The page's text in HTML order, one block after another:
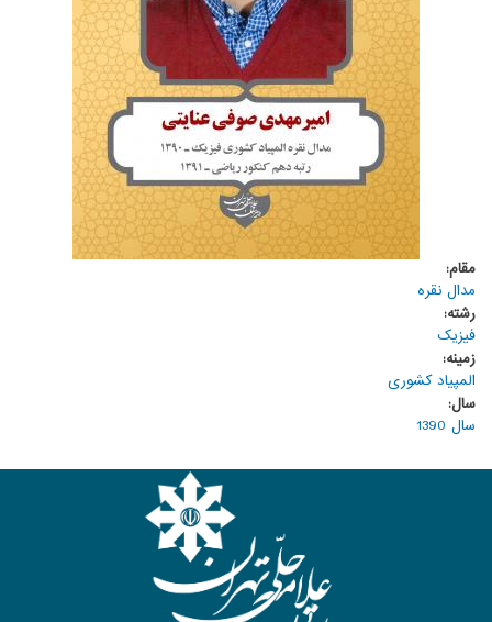
مقام:
مدال نقره
رشته:
فیزیک
زمینه:
المپیاد کشوری
سال:
سال 1390